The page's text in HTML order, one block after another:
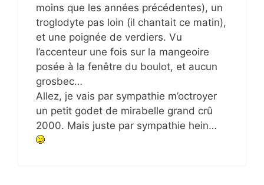
moins que les années précédentes), un
troglodyte pas loin (il chantait ce matin),
et une poignée de verdiers. Vu
l’accenteur une fois sur la mangeoire
posée à la fenêtre du boulot, et aucun
grosbec…
Allez, je vais par sympathie m’octroyer
un petit godet de mirabelle grand crû
2000. Mais juste par sympathie hein…